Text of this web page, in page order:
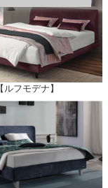
【ルフモデナ】